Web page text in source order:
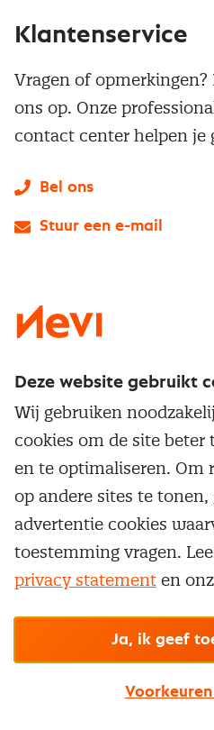
Service & contact
Over inkoop
Netwerk en communities
Aanmelden nieuwsbrief
Word lid van Nevi
Inkoop vacatures
Opzeggen lidmaatschap
Populaire thema's
Aanbesteden
Contractmanagement
Kostenmanagement
Onderhandelen
Supply management
Opleidingen en
Trainingen
Opleidingen
Maatwerk
Vrijstellingen
Klantenservice
Vragen of
ons op. Onze
contact center helpen je
Bel ons
Stuur een e-mail
Cookievoorkeuren
©
Deze website gebruikt
Wij gebruiken
cookies om de site
en te optimaliseren. Om
op andere sites te
advertentie cookies
toestemming vragen.
privacy statement en
Ja, ik geef